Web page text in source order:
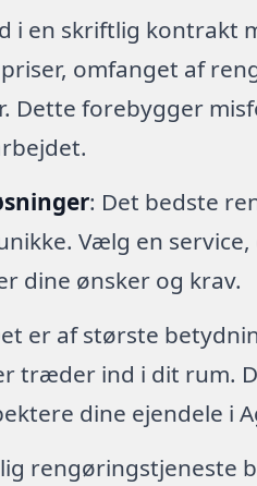
i en skriftlig kontrakt
omfanget af
Dette forebygger
: Det bedste
Vælg en
dine ønsker og krav.
er af største
træder ind i dit rum.
dine ejendele i
rengøringstjeneste